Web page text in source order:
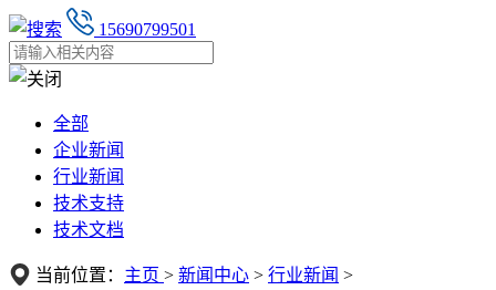
15690799501
全部
企业新闻
行业新闻
技术支持
技术文档
当前位置： 主页 > 新闻中心 > 行业新闻 >